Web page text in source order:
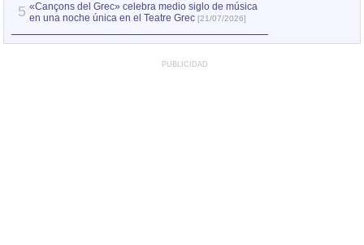
5 «Cançons del Grec» celebra medio siglo de música
en una noche única en el Teatre Grec [21/07/2026]
PUBLICIDAD